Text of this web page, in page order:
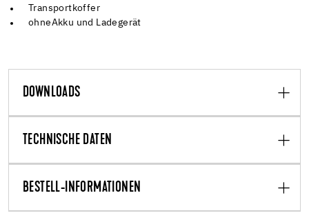
Transportkoffer
ohneAkku und Ladegerät
DOWNLOADS
TECHNISCHE DATEN
BESTELL-INFORMATIONEN